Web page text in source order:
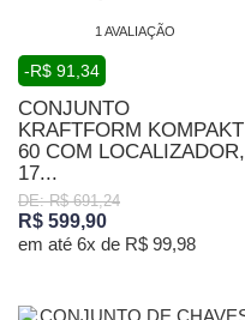
1 AVALIAÇÃO
-R$ 91,34
CONJUNTO
KRAFTFORM KOMPAKT
60 COM LOCALIZADOR,
17...
DE: R$ 691,24
R$ 599,90
em até 6x de R$ 99,98